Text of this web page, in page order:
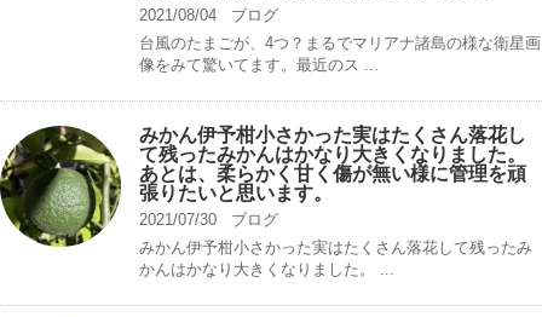
2021/08/04
ブログ
台風のたまごが、4つ？まるでマリアナ諸島の様な衛星画
像をみて驚いてます。最近のス ...
みかん伊予柑小さかった実はたくさん落花し
て残ったみかんはかなり大きくなりました。
あとは、柔らかく甘く傷が無い様に管理を頑
張りたいと思います。
2021/07/30
ブログ
みかん伊予柑小さかった実はたくさん落花して残ったみ
かんはかなり大きくなりました。 ...